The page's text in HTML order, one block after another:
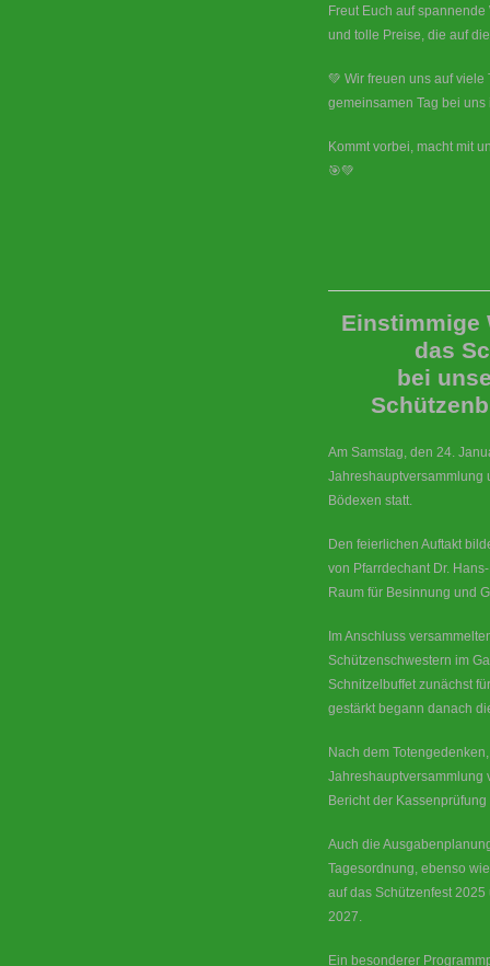
Freut Euch auf
und tolle Preise, die auf
💚 Wir freuen uns auf
gemeinsamen Tag bei
Kommt vorbei, macht mit
🎯💚
Einstimmige
das
bei
Am Samstag, den 24.
Jahreshauptversammlung
Bödexen statt.
Den feierlichen Auftakt
von Pfarrdechant Dr.
Raum für Besinnung und
Im Anschluss
Schützenschwestern im
Schnitzelbuffet zunächst
gestärkt begann danach
Nach dem
Jahreshauptversammlung
Bericht der
Auch die
Tagesordnung, ebenso
auf das Schützenfest
2027.
Ein besonderer